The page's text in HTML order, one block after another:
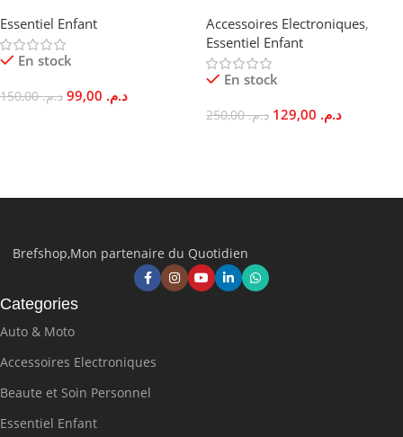
Ans
Essentiel Enfant
En stock
د.م.150,00 د.م.
Accessoires Electroniques,
Essentiel Enfant
En stock
د.م.250,00 د.م.
Brefshop,Mon partenaire du Quotidien
Categories
Auto & Moto
Accessoires Electroniques
Beaute et Soin Personnel
Essentiel Enfant